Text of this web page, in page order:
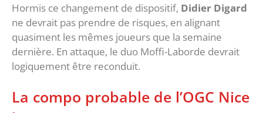
Hormis ce changement de dispositif, Didier Digard
ne devrait pas prendre de risques, en alignant
quasiment les mêmes joueurs que la semaine
dernière. En attaque, le duo Moffi-Laborde devrait
logiquement être reconduit.
La compo probable de l’OGC Nice